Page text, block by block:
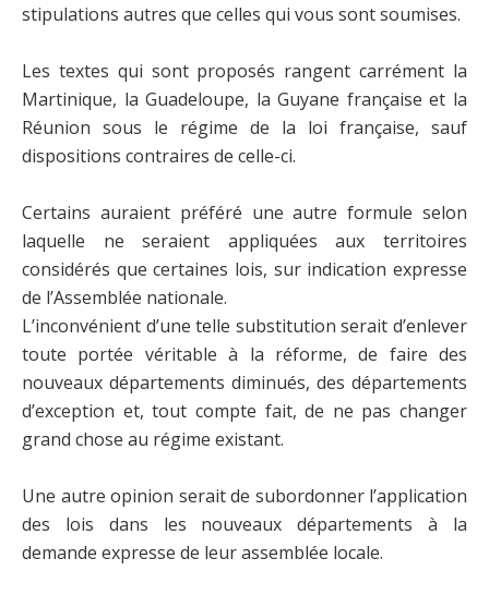
stipulations autres que celles qui vous sont soumises.
Les textes qui sont proposés rangent carrément la
Martinique, la Guadeloupe, la Guyane française et la
Réunion sous le régime de la loi française, sauf
dispositions contraires de celle-ci.
Certains auraient préféré une autre formule selon
laquelle ne seraient appliquées aux territoires
considérés que certaines lois, sur indication expresse
de l’Assemblée nationale.
L’inconvénient d’une telle substitution serait d’enlever
toute portée véritable à la réforme, de faire des
nouveaux départements diminués, des départements
d’exception et, tout compte fait, de ne pas changer
grand chose au régime existant.
Une autre opinion serait de subordonner l’application
des lois dans les nouveaux départements à la
demande expresse de leur assemblée locale.